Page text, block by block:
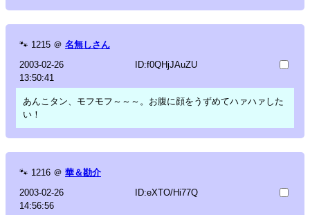
🐾 1215 ＠ 名無しさん
2003-02-26
13:50:41
ID:f0QHjJAuZU
あんこタン、モフモフ～～～。お腹に顔をうずめてハァハァした
い！
🐾 1216 ＠ 華＆勘介
2003-02-26
14:56:56
ID:eXTO/Hi77Q